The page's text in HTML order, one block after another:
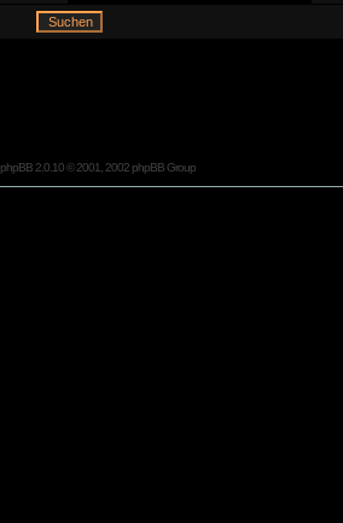
phpBB2.0.10 © 2001, 2002 phpBB Group